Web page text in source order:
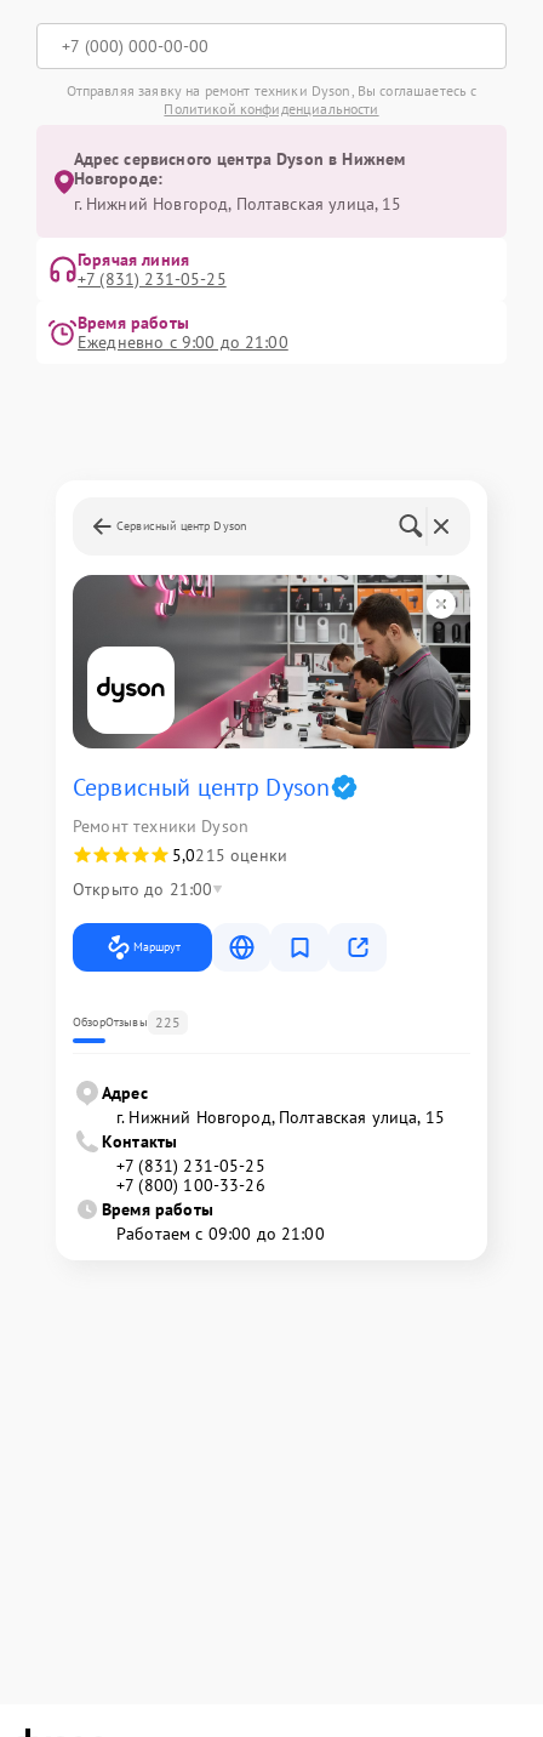
Отправляя заявку на ремонт техники Dyson, Вы соглашаетесь с
Политикой конфиденциальности
Адрес сервисного центра Dyson в Нижнем
Новгороде:
г. Нижний Новгород, Полтавская улица, 15
Горячая линия
+7 (831) 231-05-25
Время работы
Ежедневно с 9:00 до 21:00
Сервисный центр Dyson
Сервисный центр Dyson
Ремонт техники Dyson
5,0215 оценки
Открыто до 21:00
Маршрут
ОбзорОтзывы 225
Адрес
г. Нижний Новгород, Полтавская улица, 15
Контакты
+7 (831) 231-05-25
+7 (800) 100-33-26
Время работы
Работаем с 09:00 до 21:00